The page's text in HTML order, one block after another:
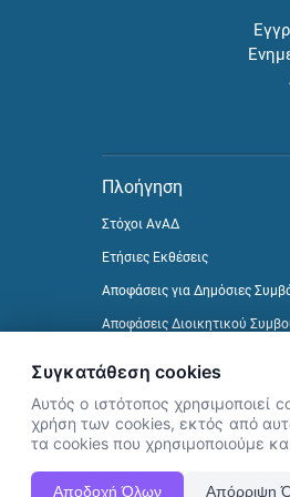
Πλοήγηση
Στόχοι ΑνΑΔ
Ετήσιες Εκθέσεις
Αποφάσεις για Δημόσιες
Αποφάσεις Διοικητικού
Συγκατάθεση cookies
Αυτός ο ιστότοπος χρησιμοποιεί
χρήση των cookies, εκτός από
τα cookies που χρησιμοποιούμε
Αποδοχή Όλων Απόρριψη